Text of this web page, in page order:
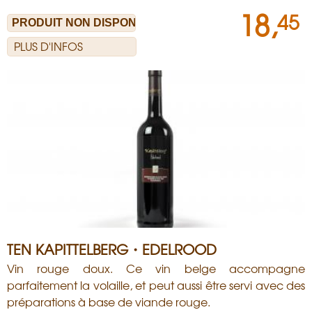
PLUS D'INFOS
18,45
TEN KAPITTELBERG・EDELROOD
Vin rouge doux. Ce vin belge accompagne
parfaitement la volaille, et peut aussi être servi avec des
préparations à base de viande rouge.